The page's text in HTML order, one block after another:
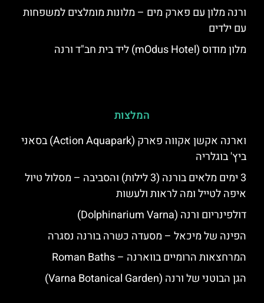
ורנה מלון עם פארק מים – מלונות מומלצים למשפחות
עם ילדים
מלון מודוס (mOdus Hotel) ליד בית חב"ד ורנה
המלצות
וארנה אקשן אקווה פארק (Action Aquapark) בסאני
ביץ' בוגלריה
3 ימים מלאים בורנה (3 לילות) והסביבה – מסלול טיול
איפה לטייל ומה לראות ולעשות
דולפינריום ורנה (Dolphinarium Varna)
הפינה של מיכאל – מסעדה כשרה בורנה נסגרה
המרחצאות הרומיים בווארנה – Roman Baths
הגן הבוטני של ורנה (Varna Botanical Garden)